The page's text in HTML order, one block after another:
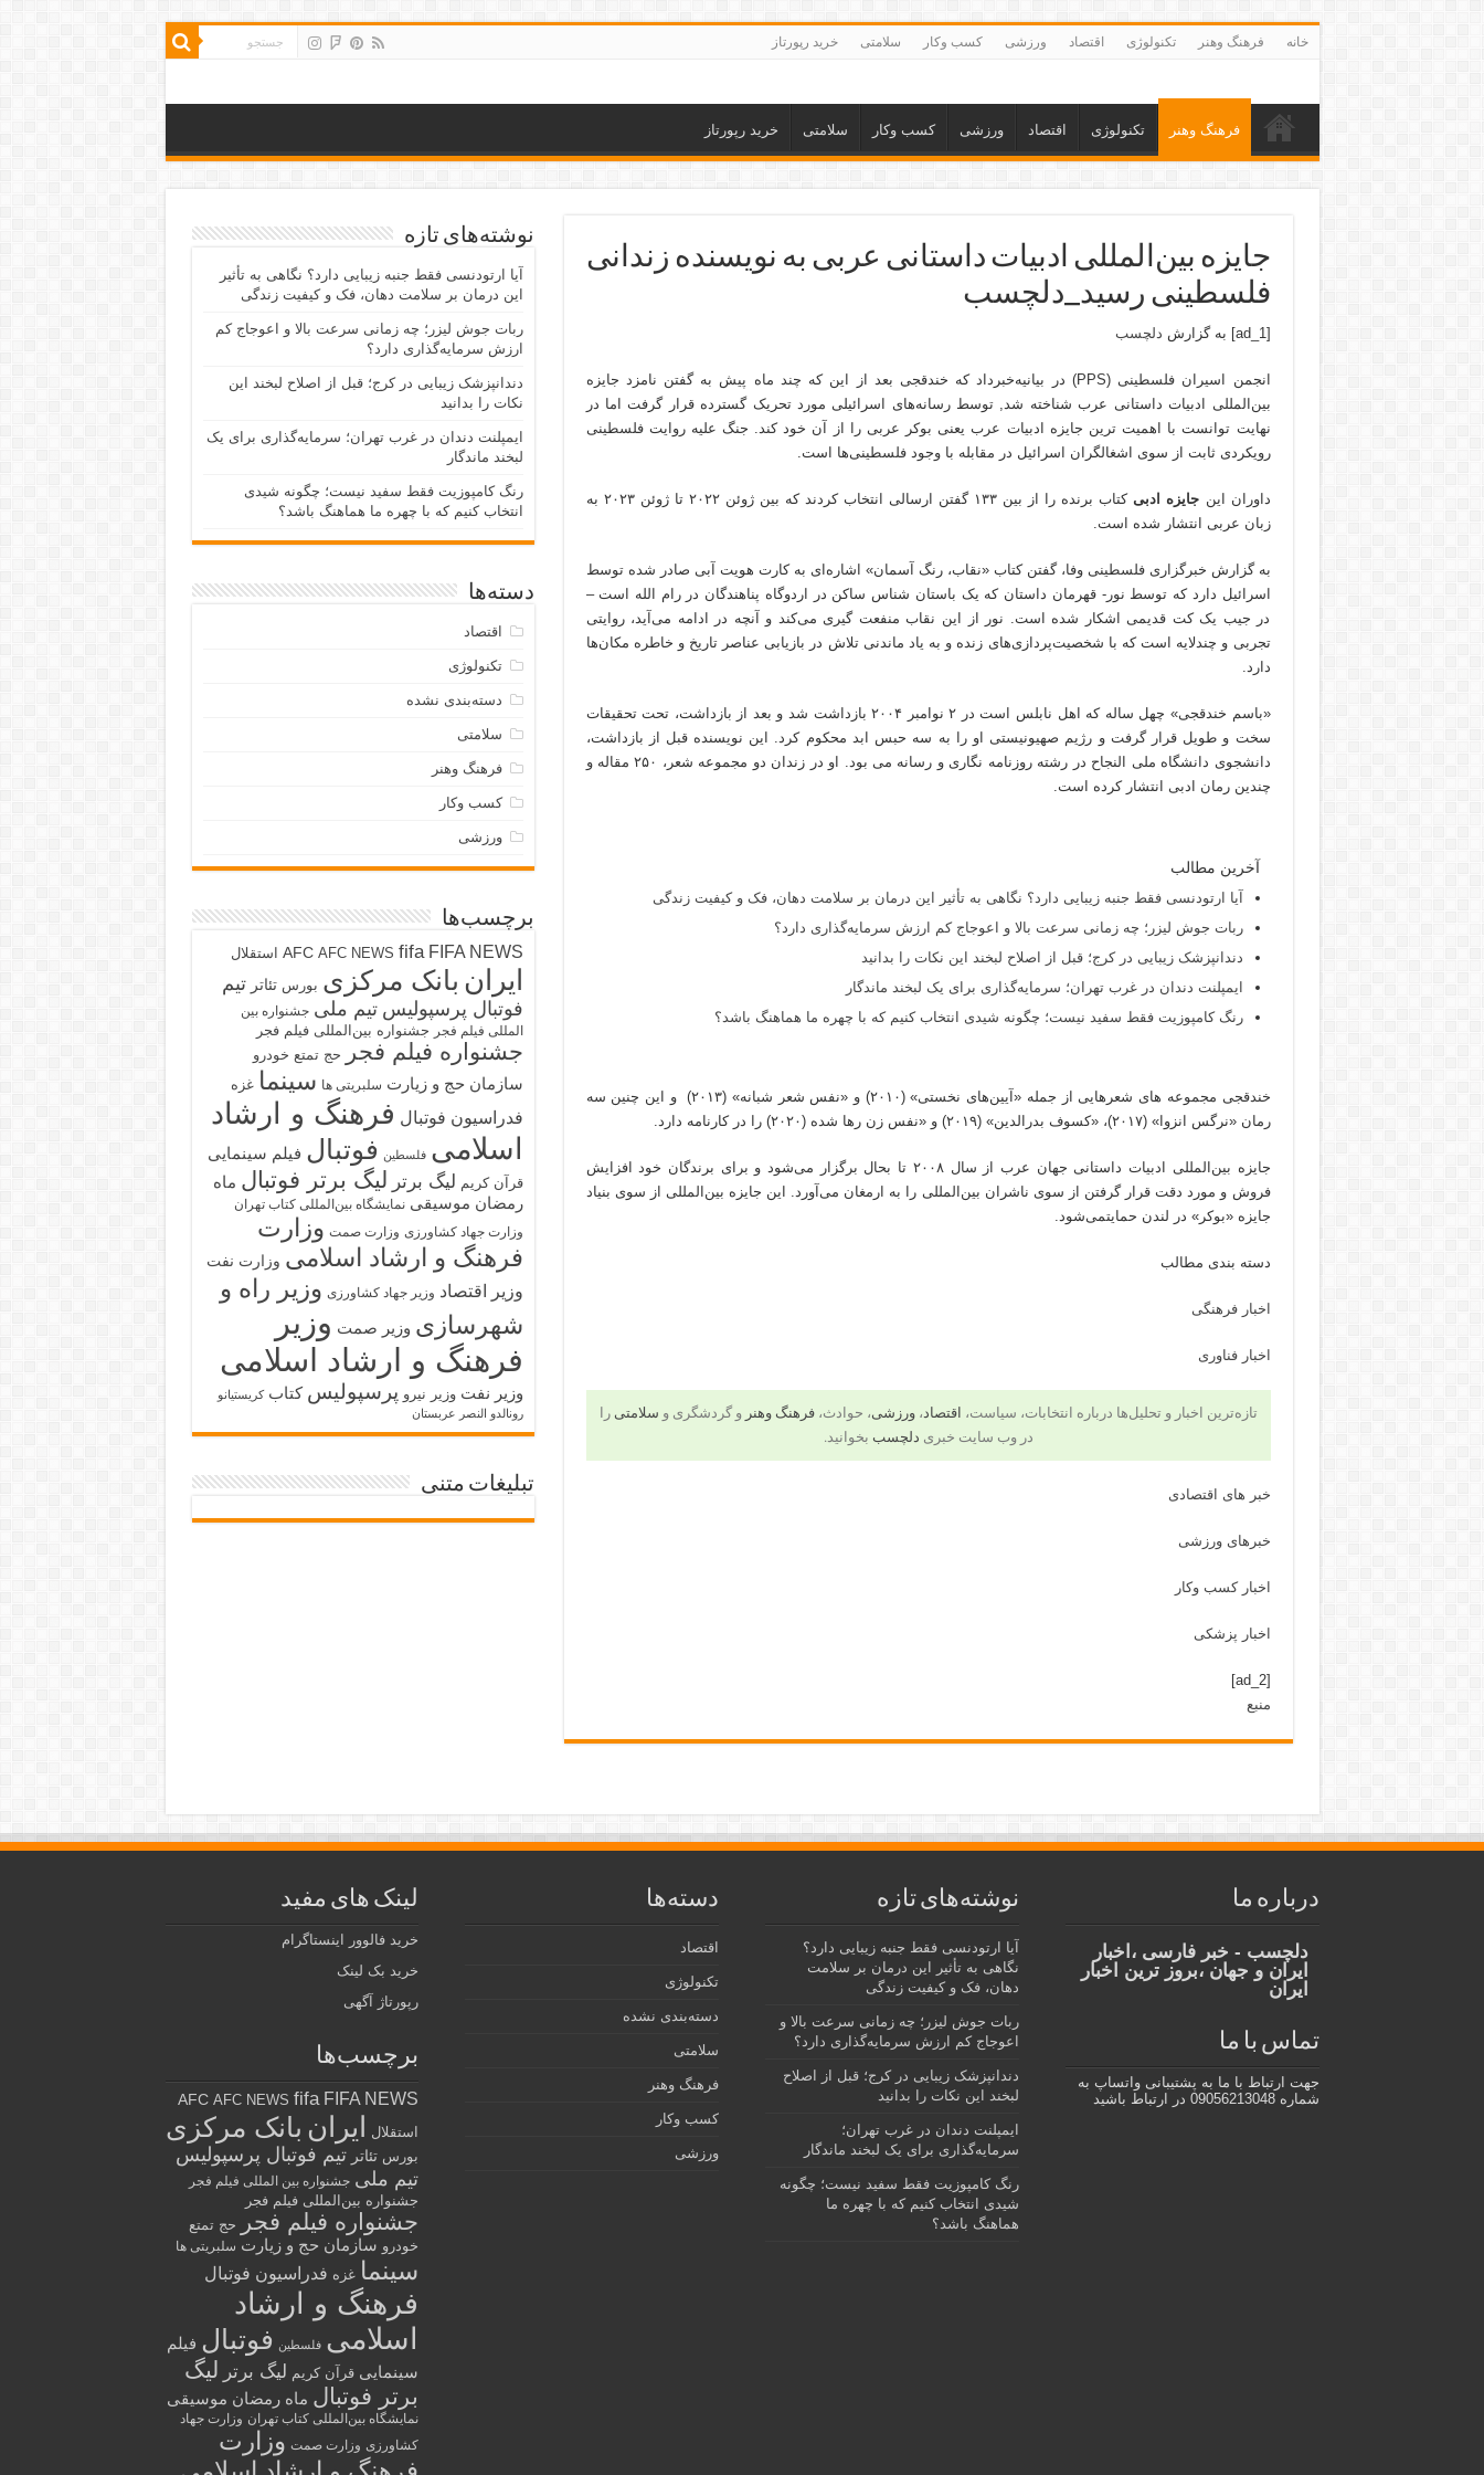
خانه فرهنگ وهنر تکنولوژی اقتصاد ورزشی کسب وکار سلامتی خرید رپورتاز
فرهنگ وهنر تکنولوژی اقتصاد ورزشی کسب وکار سلامتی خرید رپورتاز
جایزه بین‌المللی ادبیات داستانی عربی به نویسنده زندانی
فلسطینی رسید_دلچسب
[ad_1] به گزارش دلچسب
انجمن اسیران فلسطینی (PPS) در بیانیه‌خبرداد که خندقجی بعد از این که چند ماه پیش به گفتن نامزد جایزه
بین‌المللی ادبیات داستانی عرب شناخته شد, توسط رسانه‌های اسرائیلی مورد تحریک گسترده قرار گرفت اما در
نهایت توانست با اهمیت ترین جایزه ادبیات عرب یعنی بوکر عربی را از آن خود کند. جنگ علیه روایت فلسطینی
رویکردی ثابت از سوی اشغالگران اسرائیل در مقابله با وجود فلسطینی‌ها است.
داوران این جایزه ادبی
کتاب برنده را از بین ۱۳۳ گفتن ارسالی انتخاب کردند که بین ژوئن ۲۰۲۲ تا ژوئن ۲۰۲۳ به
زبان عربی انتشار شده است.
به گزارش خبرگزاری فلسطینی وفا، گفتن کتاب «نقاب، رنگ آسمان» اشاره‌ای به کارت هویت آبی صادر شده توسط
اسرائیل دارد که توسط نور- قهرمان داستان که یک باستان شناس ساکن در اردوگاه پناهندگان در رام الله است –
در جیب یک کت قدیمی اشکار شده است. نور از این نقاب منفعت گیری می‌کند و آنچه در ادامه می‌آید، روایتی
تجربی و چندلایه است که با شخصیت‌پردازی‌های زنده و به یاد ماندنی تلاش در بازیابی عناصر تاریخ و خاطره مکان‌ها
دارد.
«باسم خندقجی» چهل ساله که اهل نابلس است در ۲ نوامبر ۲۰۰۴ بازداشت شد و بعد از بازداشت، تحت تحقیقات
سخت و طویل قرار گرفت و رژیم صهیونیستی او را به سه حبس ابد محکوم کرد. این نویسنده قبل از بازداشت،
دانشجوی دانشگاه ملی النجاح در رشته روزنامه نگاری و رسانه می بود. او در زندان دو مجموعه شعر، ۲۵۰ مقاله و
چندین رمان ادبی انتشار کرده است.
آخرین مطالب
آیا ارتودنسی فقط جنبه زیبایی دارد؟ نگاهی به تأثیر این درمان بر سلامت دهان، فک و کیفیت زندگی
ربات جوش لیزر؛ چه زمانی سرعت بالا و اعوجاج کم ارزش سرمایه‌گذاری دارد؟
دندانپزشک زیبایی در کرج؛ قبل از اصلاح لبخند این نکات را بدانید
ایمپلنت دندان در غرب تهران؛ سرمایه‌گذاری برای یک لبخند ماندگار
رنگ کامپوزیت فقط سفید نیست؛ چگونه شیدی انتخاب کنیم که با چهره ما هماهنگ باشد؟
خندقجی مجموعه های شعرهایی از جمله «آیین‌های نخستی» (۲۰۱۰) و «نفس شعر شبانه» (۲۰۱۳) و این چنین سه
رمان «نرگس انزوا» (۲۰۱۷)، «کسوف بدرالدین» (۲۰۱۹) و «نفس زن رها شده (۲۰۲۰) را در کارنامه دارد.
جایزه بین‌المللی ادبیات داستانی جهان عرب از سال ۲۰۰۸ تا بحال برگزار می‌شود و برای برندگان خود افزایش
فروش و مورد دقت قرار گرفتن از سوی ناشران بین‌المللی را به ارمغان می‌آورد. این جایزه‌ بین‌المللی از سوی بنیاد
جایزه «بوکر» در لندن حمایتمی‌شود.
دسته بندی مطالب
اخبار فرهنگی
اخبار فناوری
تازه‌ترین اخبار و تحلیل‌ها درباره انتخابات، سیاست، اقتصاد،ورزشی، حوادث،فرهنگ وهنر و گردشگری و سلامتی را
در وب سایت خبری دلچسب بخوانید.
خبر های اقتصادی
خبرهای ورزشی
اخبار کسب وکار
اخبار پزشکی
[ad_2]
منبع
نوشته‌های تازه
آیا ارتودنسی فقط جنبه زیبایی دارد؟ نگاهی به تأثیر
این درمان بر سلامت دهان، فک و کیفیت زندگی
ربات جوش لیزر؛ چه زمانی سرعت بالا و اعوجاج کم
ارزش سرمایه‌گذاری دارد؟
دندانپزشک زیبایی در کرج؛ قبل از اصلاح لبخند این
نکات را بدانید
ایمپلنت دندان در غرب تهران؛ سرمایه‌گذاری برای یک
لبخند ماندگار
رنگ کامپوزیت فقط سفید نیست؛ چگونه شیدی
انتخاب کنیم که با چهره ما هماهنگ باشد؟
دسته‌ها
اقتصاد
تکنولوژی
دسته‌بندی نشده
سلامتی
فرهنگ وهنر
کسب وکار
ورزشی
برچسب‌ها
AFC AFC NEWS fifa FIFA NEWS استقلال
ایران بانک مرکزی بورس تئاتر تیم
فوتبال پرسپولیس تیم ملی جشنواره بین
المللی فیلم فجر جشنواره بین‌المللی فیلم فجر
جشنواره فیلم فجر حج تمتع خودرو
سازمان حج و زیارت سلبریتی ها سینما غزه
فدراسیون فوتبال فرهنگ و ارشاد
اسلامی فلسطین فوتبال فیلم سینمایی
قرآن کریم لیگ برتر لیگ برتر فوتبال ماه
رمضان موسیقی نمایشگاه بین‌المللی کتاب تهران
وزارت جهاد کشاورزی وزارت صمت وزارت
فرهنگ و ارشاد اسلامی وزارت نفت
وزیر اقتصاد وزیر جهاد کشاورزی وزیر راه و
شهرسازی وزیر صمت وزیر
فرهنگ و ارشاد اسلامی
وزیر نفت وزیر نیرو پرسپولیس کتاب کریستیانو
رونالدو النصر عربستان
تبلیغات متنی
درباره ما
دلچسب - خبر فارسی ،اخبار
ایران و جهان ،بروز ترین اخبار
ایران
تماس با ما
جهت ارتباط با ما به پشتیبانی واتساپ به
شماره 09056213048 در ارتباط باشید
نوشته‌های تازه
آیا ارتودنسی فقط جنبه زیبایی دارد؟
نگاهی به تأثیر این درمان بر سلامت
دهان، فک و کیفیت زندگی
ربات جوش لیزر؛ چه زمانی سرعت بالا و
اعوجاج کم ارزش سرمایه‌گذاری دارد؟
دندانپزشک زیبایی در کرج؛ قبل از اصلاح
لبخند این نکات را بدانید
ایمپلنت دندان در غرب تهران؛
سرمایه‌گذاری برای یک لبخند ماندگار
رنگ کامپوزیت فقط سفید نیست؛ چگونه
شیدی انتخاب کنیم که با چهره ما
هماهنگ باشد؟
دسته‌ها
اقتصاد
تکنولوژی
دسته‌بندی نشده
سلامتی
فرهنگ وهنر
کسب وکار
ورزشی
لینک های مفید
خرید فالوور اینستاگرام
خرید بک لینک
رپورتاژ آگهی
برچسب‌ها
AFC AFC NEWS fifa FIFA NEWS
استقلال ایران بانک مرکزی
بورس تئاتر تیم فوتبال پرسپولیس
تیم ملی جشنواره بین المللی فیلم فجر
جشنواره بین‌المللی فیلم فجر
جشنواره فیلم فجر
حج تمتع
خودرو سازمان حج و زیارت سلبریتی ها
سینما غزه فدراسیون فوتبال
فرهنگ و ارشاد
اسلامی فلسطین فوتبال فیلم
سینمایی قرآن کریم لیگ برتر لیگ
برتر فوتبال ماه رمضان موسیقی
نمایشگاه بین‌المللی کتاب تهران وزارت جهاد
کشاورزی وزارت صمت وزارت